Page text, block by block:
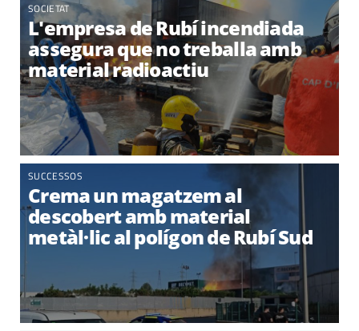
SOCIETAT
L'empresa de Rubí incendiada
assegura que no treballa amb
material radioactiu
SUCCESSOS
Crema un magatzem al
descobert amb material
metàl·lic al polígon de Rubí Sud